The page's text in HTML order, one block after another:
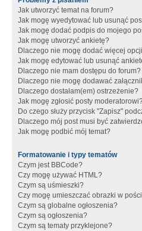
Jak utworzyć temat na forum?
Jak mogę wyedytować lub usunąć
Jak mogę dodać podpis do mojego
Jak mogę utworzyć ankietę?
Dlaczego nie mogę dodać więcej
Jak mogę edytować lub usunąć
Dlaczego nie mam dostępu do forum?
Dlaczego nie mogę dodawać
Dlaczego dostałam(em) ostrzeżenie?
Jak mogę zgłosić posty
Do czego służy przycisk "Zapisz"
Dlaczego mój post musi być
Jak mogę podbić mój temat?
Formatowanie i typy tematów
Czym jest BBCode?
Czy mogę używać HTML?
Czym są uśmieszki?
Czy mogę umieszczać obrazki w
Czym są globalne ogłoszenia?
Czym są ogłoszenia?
Czym są tematy przyklejone?